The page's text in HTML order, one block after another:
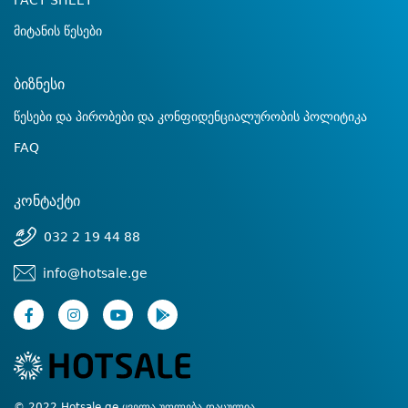
მიტანის წესები
ბიზნესი
წესები და პირობები და კონფიდენციალურობის პოლიტიკა
FAQ
კონტაქტი
032 2 19 44 88
info@hotsale.ge